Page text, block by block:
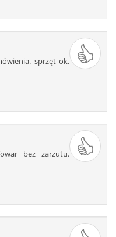
sprzęt ok.
bez zarzutu.